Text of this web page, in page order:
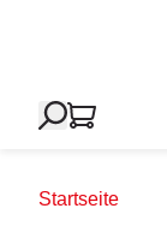
Startseite